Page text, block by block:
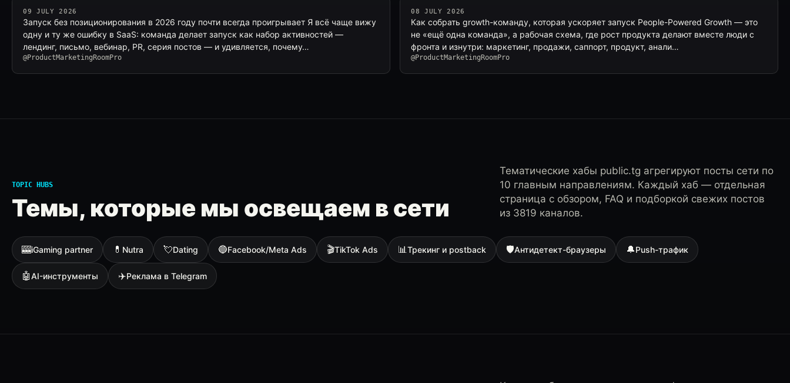
09 JULY 2026
Запуск без позиционирования в 2026 году почти всегда проигрывает Я всё чаще вижу
одну и ту же ошибку в SaaS: команда делает запуск как набор активностей —
лендинг, письмо, вебинар, PR, серия постов — и удивляется, почему…
@ProductMarketingRoomPro
08 JULY 2026
Как собрать growth-команду, которая ускоряет запуск People-Powered Growth — это
не «ещё одна команда», а рабочая схема, где рост продукта делают вместе люди с
фронта и изнутри: маркетинг, продажи, саппорт, продукт, анали…
@ProductMarketingRoomPro
TOPIC HUBS
Темы, которые мы освещаем в сети
Тематические хабы public.tg агрегируют посты сети по
10 главным направлениям. Каждый хаб — отдельная
страница с обзором, FAQ и подборкой свежих постов
из 3819 каналов.
🎰iGaming partner 💊 Nutra 💘Dating 🔵Facebook/Meta Ads 🎬TikTok Ads 📊Трекинг и postback 🛡Антидетект-браузеры 🔔Push-трафик
🤖AI-инструменты ✈️Реклама в Telegram